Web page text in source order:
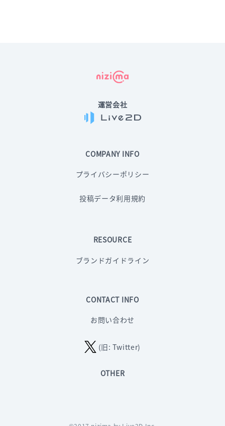
運営会社
COMPANY INFO
プライバシーポリシー
投稿データ利用規約
RESOURCE
ブランドガイドライン
CONTACT INFO
お問い合わせ
(旧: Twitter)
OTHER